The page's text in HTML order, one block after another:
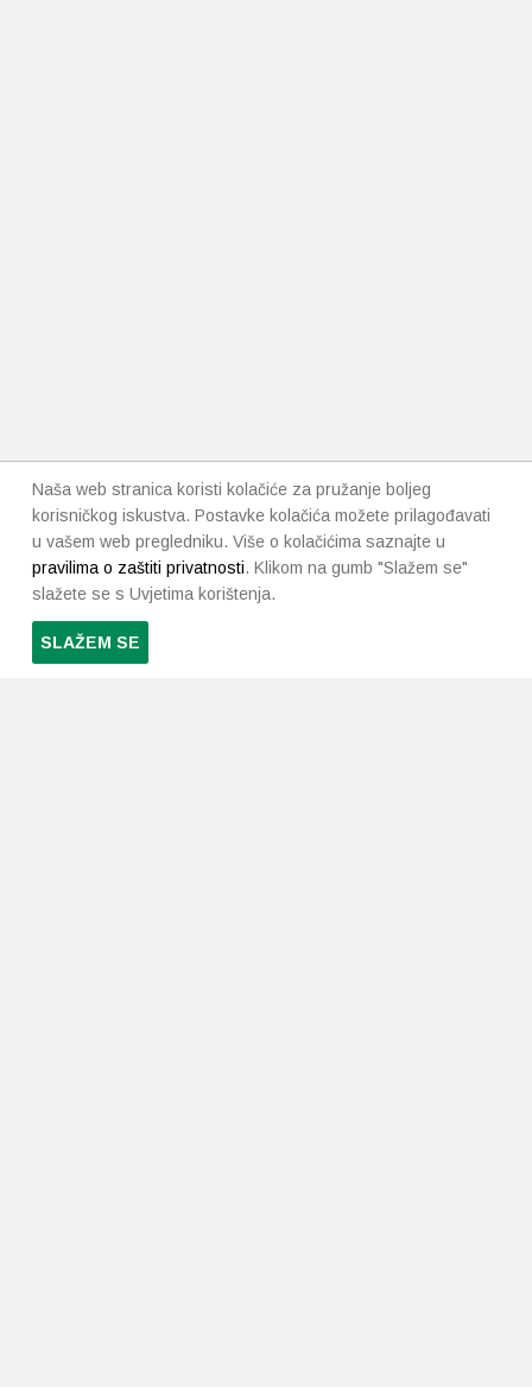
Naša web stranica koristi kolačiće za pružanje boljeg
korisničkog iskustva. Postavke kolačića možete prilagođavati
u vašem web pregledniku. Više o kolačićima saznajte u
pravilima o zaštiti privatnosti. Klikom na gumb "Slažem se"
slažete se s Uvjetima korištenja.
SLAŽEM SE